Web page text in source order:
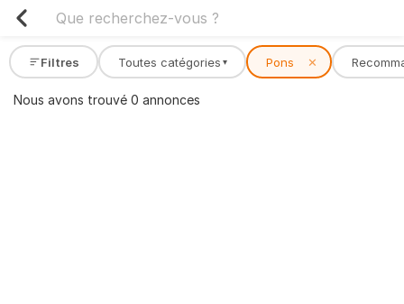
Filtres Toutes catégories ▾ Pons ✕
Nous avons trouvé 0 annonces